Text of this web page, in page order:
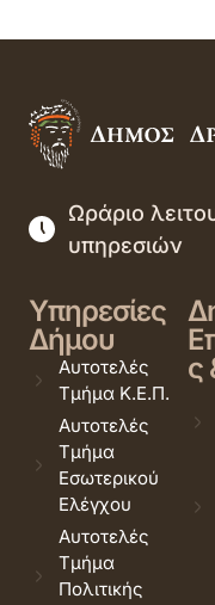
Ωράριο
υπηρεσιών
Υπηρεσίες
Δήμου
Αυτοτελές
Τμήμα Κ.Ε.Π.
Αυτοτελές
Τμήμα
Εσωτερικού
Ελέγχου
Αυτοτελές
Τμήμα
Πολιτικής
ς